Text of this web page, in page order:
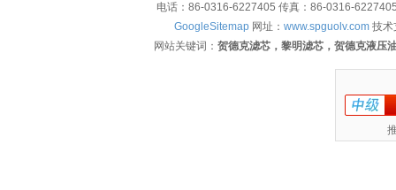
电话：86-0316-6227405 传真：86-0316-
GoogleSitemap 网址： www.spguolv.com 技术
网站关键词： 贺德克滤芯，黎明滤芯，贺德克液压